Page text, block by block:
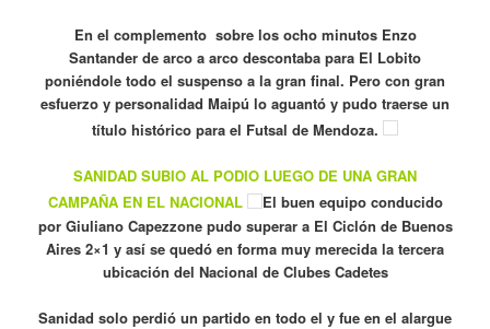
En el complemento sobre los ocho minutos Enzo
Santander de arco a arco descontaba para El Lobito
poniéndole todo el suspenso a la gran final. Pero con gran
esfuerzo y personalidad Maipú lo aguantó y pudo traerse un
título histórico para el Futsal de Mendoza.
SANIDAD SUBIO AL PODIO LUEGO DE UNA GRAN
CAMPAÑA EN EL NACIONAL
El buen equipo conducido
por Giuliano Capezzone pudo superar a El Ciclón de Buenos
Aires 2×1 y así se quedó en forma muy merecida la tercera
ubicación del Nacional de Clubes Cadetes
Sanidad solo perdió un partido en todo el y fue en el alargue